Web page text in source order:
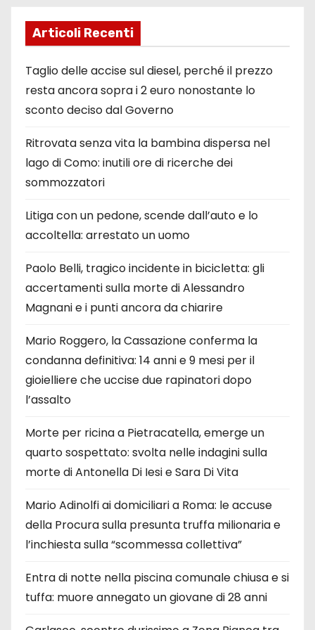
Articoli Recenti
Taglio delle accise sul diesel, perché il prezzo
resta ancora sopra i 2 euro nonostante lo
sconto deciso dal Governo
Ritrovata senza vita la bambina dispersa nel
lago di Como: inutili ore di ricerche dei
sommozzatori
Litiga con un pedone, scende dall’auto e lo
accoltella: arrestato un uomo
Paolo Belli, tragico incidente in bicicletta: gli
accertamenti sulla morte di Alessandro
Magnani e i punti ancora da chiarire
Mario Roggero, la Cassazione conferma la
condanna definitiva: 14 anni e 9 mesi per il
gioielliere che uccise due rapinatori dopo
l’assalto
Morte per ricina a Pietracatella, emerge un
quarto sospettato: svolta nelle indagini sulla
morte di Antonella Di Iesi e Sara Di Vita
Mario Adinolfi ai domiciliari a Roma: le accuse
della Procura sulla presunta truffa milionaria e
l’inchiesta sulla “scommessa collettiva”
Entra di notte nella piscina comunale chiusa e si
tuffa: muore annegato un giovane di 28 anni